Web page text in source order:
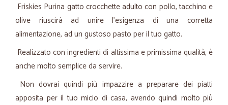
Friskies Purina gatto crocchette adulto con pollo, tacchino e
olive riuscirà ad unire l'esigenza di una corretta
alimentazione, ad un gustoso pasto per il tuo gatto.
Realizzato con ingredienti di altissima e primissima qualità, è
anche molto semplice da servire.
Non dovrai quindi più impazzire a preparare dei piatti
apposita per il tuo micio di casa, avendo quindi molto più